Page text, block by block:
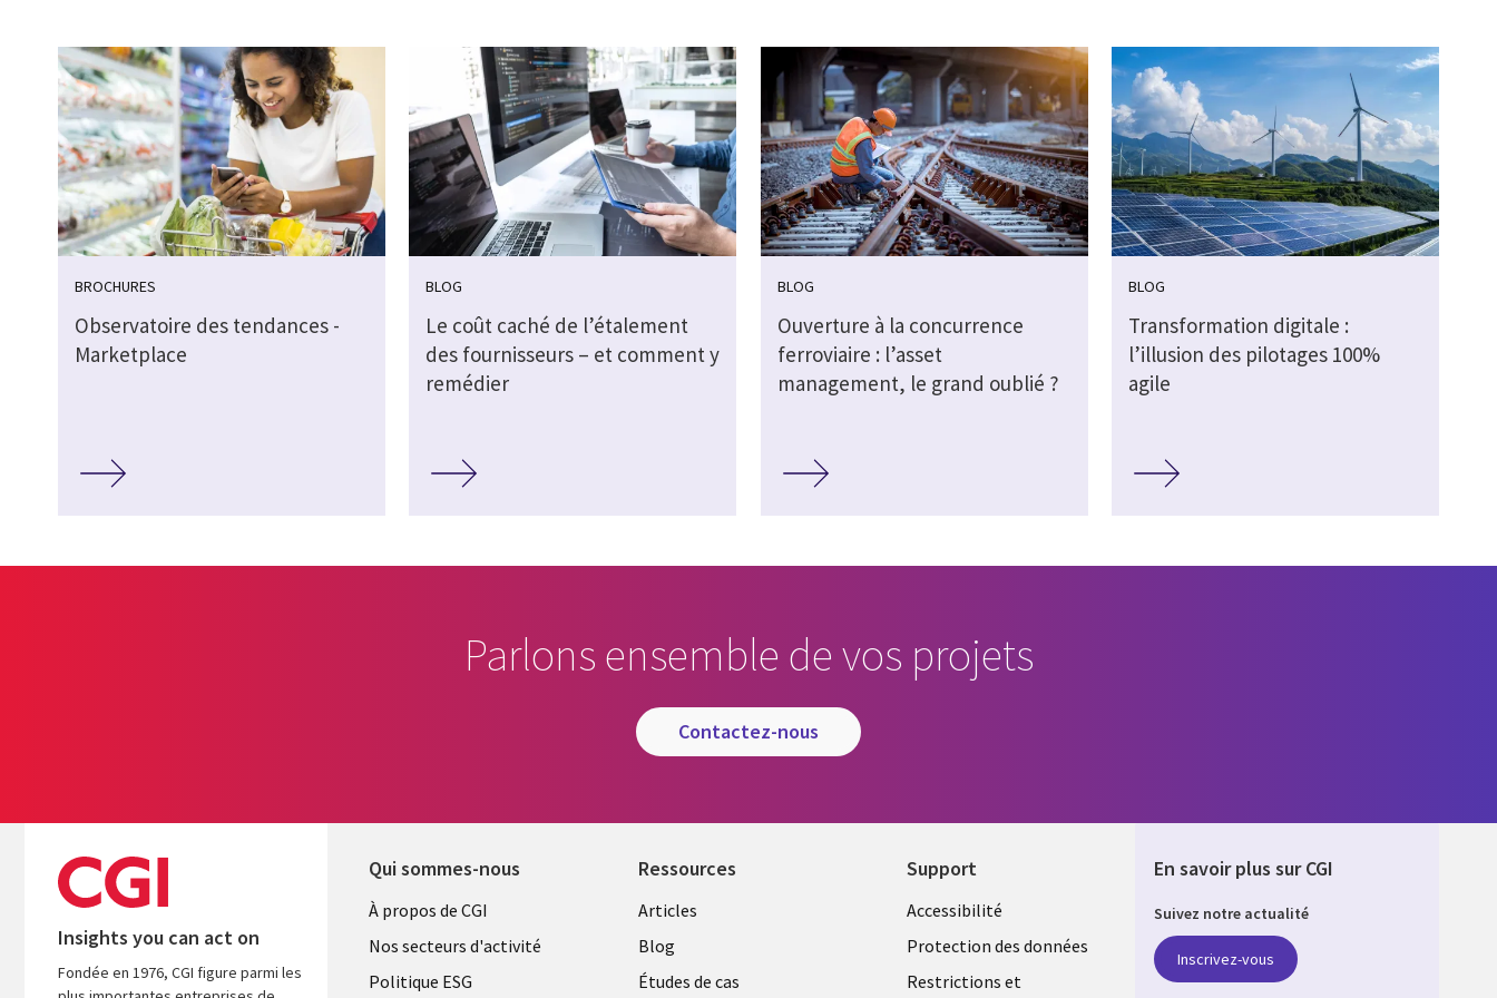
BROCHURES
Observatoire des tendances -
Marketplace
BLOG
Le coût caché de l’étalement
des fournisseurs – et comment y
remédier
BLOG
Ouverture à la concurrence
ferroviaire : l’asset
management, le grand oublié ?
BLOG
Transformation digitale :
l’illusion des pilotages 100%
agile
Parlons ensemble de vos projets
contactez-nous
Insights you can act on
Fondée en 1976, CGI figure parmi les
Qui sommes-nous
Useful
links
FRANCE
À propos de CGI
Nos secteurs d'activité
Politique ESG
Ressources
Library
Links
FRANCE
Articles
Blog
Études de cas
Support
Legal
FRANCE
Accessibilité
Protection des données
Restrictions et
En savoir plus sur CGI
Suivez notre actualité
Inscrivez-vous